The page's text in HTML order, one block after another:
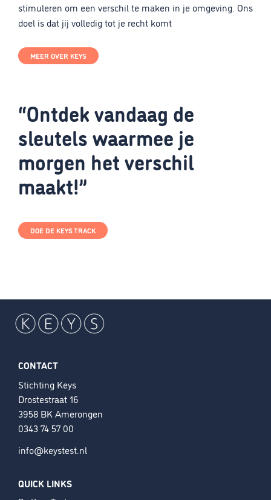
stimuleren om een verschil te maken in je omgeving. Ons
doel is dat jij volledig tot je recht komt
MEER OVER KEYS
“Ontdek vandaag de
sleutels waarmee je
morgen het verschil
maakt!”
DOE DE KEYS TRACK
CONTACT
Stichting Keys
Drostestraat 16
3958 BK Amerongen
0343 74 57 00
info@keystest.nl
QUICK LINKS